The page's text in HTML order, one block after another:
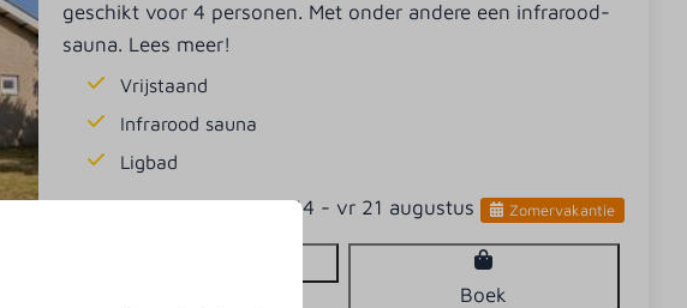
geschikt voor 4 personen. Met onder andere een infrarood-
sauna. Lees meer!
Vrijstaand
Infrarood sauna
Ligbad
vr 14 - vr 21 augustus Zomervakantie
Boek